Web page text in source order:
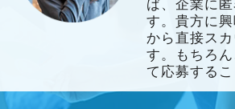
ば、企業に
す。貴方に
から直接ス
す。もちろ
て応募するこ